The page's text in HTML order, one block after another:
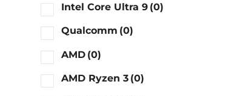
Intel Core Ultra 9 (0)
Qualcomm (0)
AMD (0)
AMD Ryzen 3 (0)